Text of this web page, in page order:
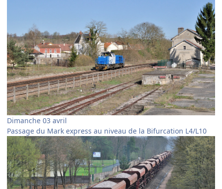
Dimanche 03 avril
Passage du Mark express au niveau de la Bifurcation L4/L10